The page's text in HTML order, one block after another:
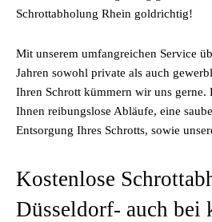
Schrottabholung Rhein goldrichtig!
Mit unserem umfangreichen Service
Jahren sowohl private als auch
Ihren Schrott kümmern wir uns gerne.
Ihnen reibungslose Abläufe, eine
Entsorgung Ihres Schrotts, sowie
Kostenlose
Düsseldorf- auch bei